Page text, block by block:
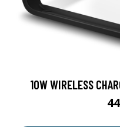
10W WIRELESS